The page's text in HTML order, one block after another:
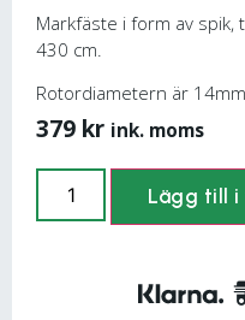
Markfäste i form av spik,
430 cm.
Rotordiametern är
379 kr ink. moms
Lägg till i